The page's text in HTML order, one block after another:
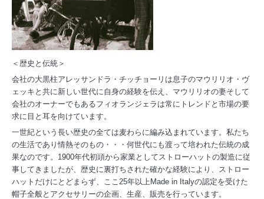
＜ 歴史と伝統＞
会社の大黒柱アレッサンドラ・チッチョーリは息子のマウリリオ・ヴ
ェッキと共に新しい世代に自身の経験を伝え、マウリリオの妻そして
会社のオーナーでもあるフィオランジェラは常にトレンドと市場の要
求に目と耳を向けています。
一世紀という長い歴史の全ては麦わらに編み込まれています。私たち
の生活であり情熱そのもの・・・何世代にも渡って培われた伝統の成
果なのです。 1900年代初頭から家業としてストローハットの製造に従
事してきましたが、歴史に裏打ちされた確かな経験により、ストロー
ハットだけにとどまらず、ここ 25年以上Made in Italyの認定を受けた
帽子全般とアクセサリーの企画、生産、販売を行っています。